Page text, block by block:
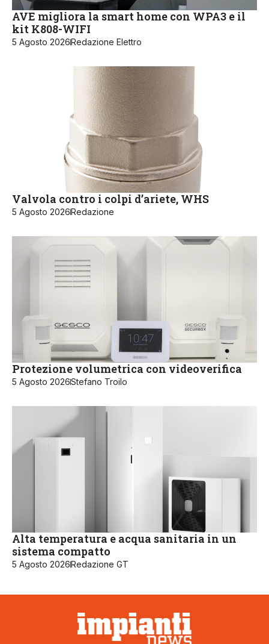
AVE migliora la smart home con WPA3 e il
kit K808-WIFI
5 Agosto 2026Redazione Elettro
Valvola contro i colpi d’ariete, WHS
5 Agosto 2026Redazione
Protezione volumetrica con videoverifica
5 Agosto 2026Stefano Troilo
Alta temperatura e acqua sanitaria in un
sistema compatto
5 Agosto 2026Redazione GT